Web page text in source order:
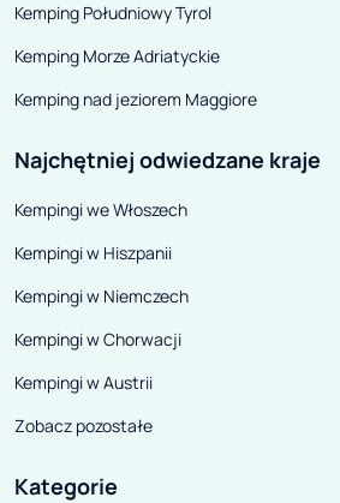
Kemping Południowy Tyrol
Kemping Morze Adriatyckie
Kemping nad jeziorem Maggiore
Najchętniej odwiedzane kraje
Kempingi we Włoszech
Kempingi w Hiszpanii
Kempingi w Niemczech
Kempingi w Chorwacji
Kempingi w Austrii
Zobacz pozostałe
Kategorie